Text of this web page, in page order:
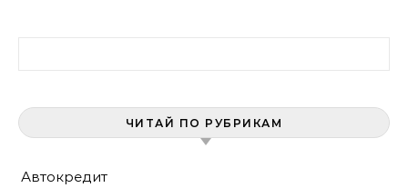
ЧИТАЙ ПО РУБРИКАМ
Автокредит